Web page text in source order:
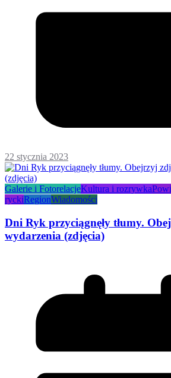
22 stycznia 2023
Galerie i FotorelacjeKultura i rozrywka
ryckiRegionWiadomości
Dni Ryk przyciągnęły tłumy.
wydarzenia (zdjęcia)